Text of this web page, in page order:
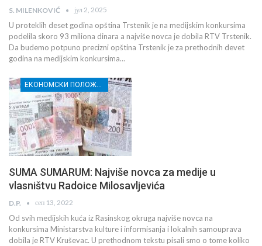
S. MILENKOVIĆ јул 2, 2025
U proteklih deset godina opština Trstenik je na medijskim konkursima
podelila skoro 93 miliona dinara a najviše novca je dobila RTV Trstenik.
Da budemo potpuno precizni opština Trstenik je za prethodnih devet
godina na medijskim konkursima…
ЕКОНОМСКИ ПОЛОЖАЈ И СЛОБОДА МЕДИЈА У РАСИНСКОМ ОКРУГУ
SUMA SUMARUM: Najviše novca za medije u
vlasništvu Radoice Milosavljevića
D.P. сеп 13, 2022
Od svih medijskih kuća iz Rasinskog okruga najviše novca na
konkursima Ministarstva kulture i informisanja i lokalnih samouprava
dobila je RTV Kruševac. U prethodnom tekstu pisali smo o tome koliko